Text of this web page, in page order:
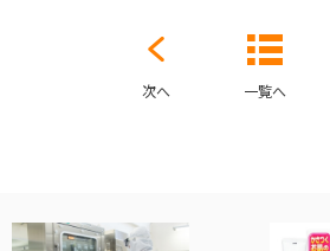
一覧へ
次へ